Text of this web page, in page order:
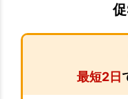
最短2日